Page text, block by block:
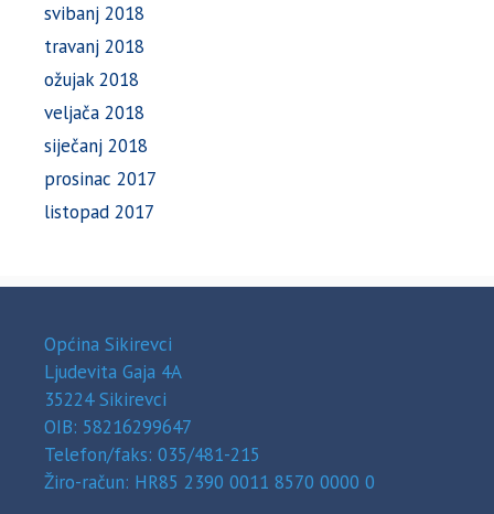
svibanj 2018
travanj 2018
ožujak 2018
veljača 2018
siječanj 2018
prosinac 2017
listopad 2017
Općina Sikirevci
Ljudevita Gaja 4A
35224 Sikirevci
OIB: 58216299647
Telefon/faks: 035/481-215
Žiro-račun: HR85 2390 0011 8570 0000 0